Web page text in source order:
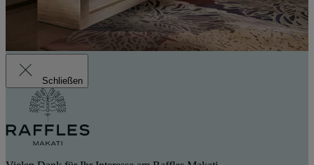
Schließen